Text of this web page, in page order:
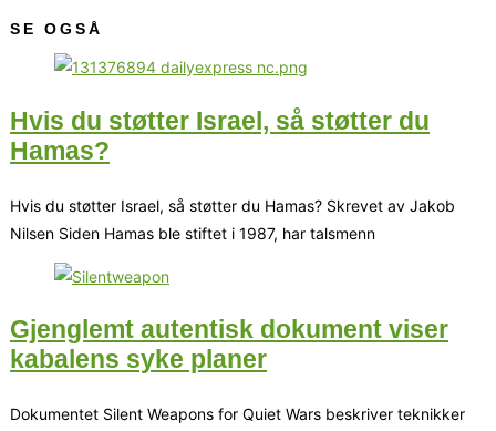
SE OGSÅ
Hvis du støtter Israel, så støtter du
Hamas?
Hvis du støtter Israel, så støtter du Hamas? Skrevet av Jakob
Nilsen Siden Hamas ble stiftet i 1987, har talsmenn
Gjenglemt autentisk dokument viser
kabalens syke planer
Dokumentet Silent Weapons for Quiet Wars beskriver teknikker